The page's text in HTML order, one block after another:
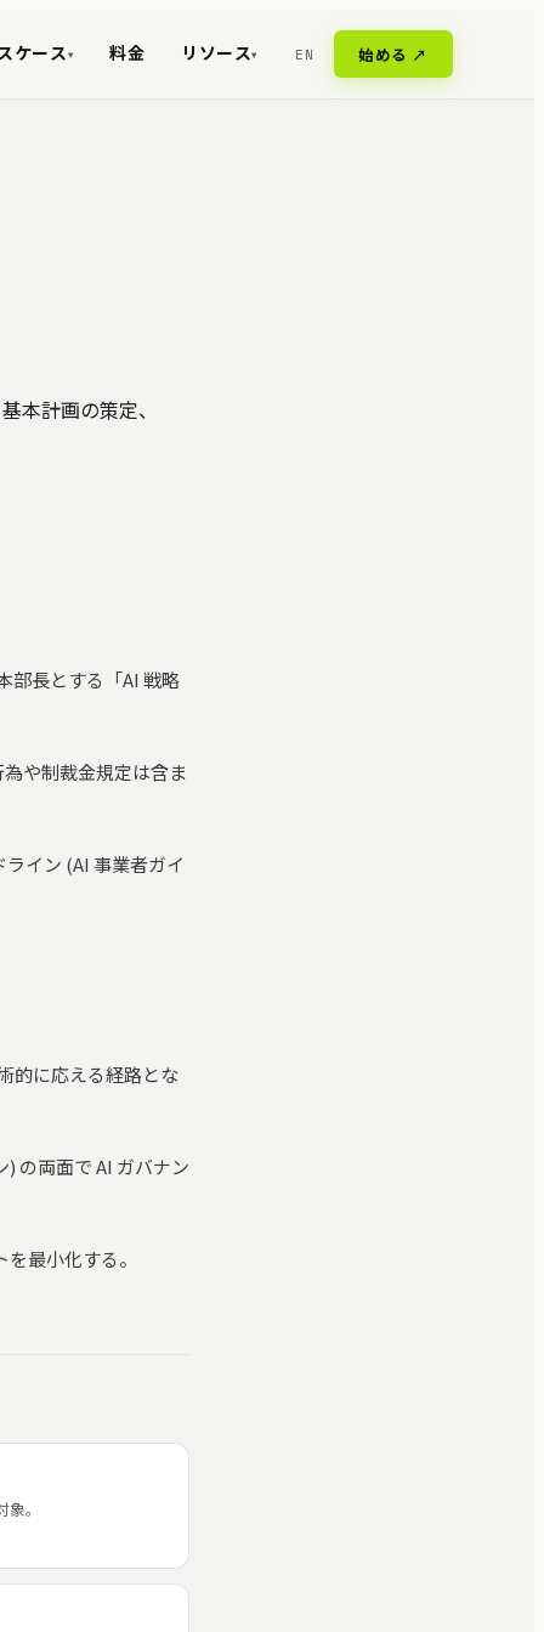
ケース ▾ 料金 リソース▾ EN 始める ↗
本計画の策定、
部長とする「AI 戦略
や制裁金規定は含ま
イン (AI 事業者ガイ
的に応える経路とな
の両面で AI ガバナン
最小化する。
。